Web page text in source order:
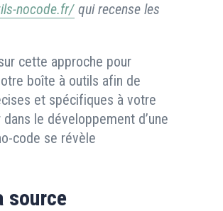
nocode.fr/ qui recense les
cette approche pour
boîte à outils afin de
et spécifiques à votre
le développement d’une
code se révèle
source